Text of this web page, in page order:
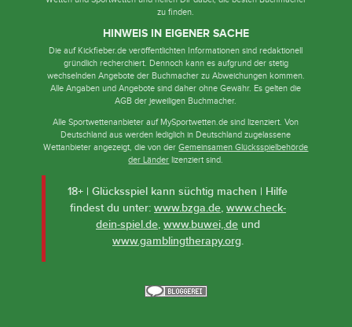
zu finden.
HINWEIS IN EIGENER SACHE
Die auf Kickfieber.de veröffentlichten Informationen sind redaktionell
gründlich recherchiert. Dennoch kann es aufgrund der stetig
wechselnden Angebote der Buchmacher zu Abweichungen kommen.
Alle Angaben und Angebote sind daher ohne Gewähr. Es gelten die
AGB der jeweiligen Buchmacher.
Alle Sportwettenanbieter auf MySportwetten.de sind lizenziert. Von
Deutschland aus werden lediglich in Deutschland zugelassene
Wettanbieter angezeigt, die von derGemeinsamen Glücksspielbehörde
der Länder lizenziert sind.
18+ | Glücksspiel kann süchtig machen | Hilfe
findest du unter: www.bzga.de, www.check-
dein-spiel.de, www.buwei,.deund
www.gamblingtherapy.org.